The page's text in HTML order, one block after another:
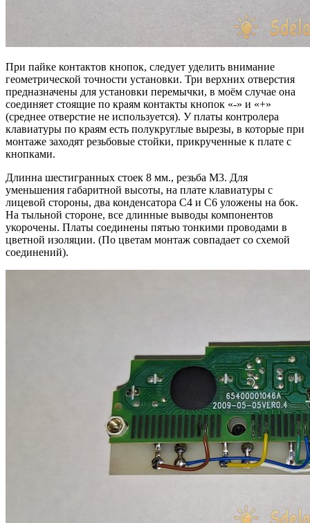
При пайке контактов кнопок, следует уделить внимание
геометрической точности установки. Три верхних отверстия
предназначены для установки перемычки, в моём случае она
соединяет стоящие по краям контакты кнопок «-» и «+»
(среднее отверстие не используется). У платы контролера
клавиатуры по краям есть полукруглые вырезы, в которые при
монтаже заходят резьбовые стойки, прикрученные к плате с
кнопками.
Длинна шестигранных стоек 8 мм., резьба М3. Для
уменьшения габаритной высоты, на плате клавиатуры с
лицевой стороны, два конденсатора C4 и C6 уложены на бок.
На тыльной стороне, все длинные выводы компонентов
укорочены. Платы соединены пятью тонкими проводами в
цветной изоляции. (По цветам монтаж совпадает со схемой
соединений).